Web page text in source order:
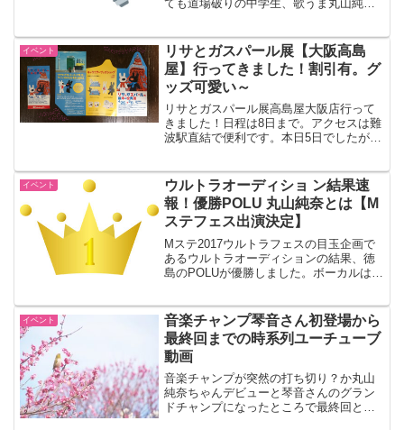
ても道場破りの中学生、歌うま丸山純奈
イベント
リサとガスパール展【大阪高島
屋】行ってきました！割引有。グ
ッズ可愛い～
リサとガスパール展高島屋大阪店行って
きました！日程は8日まで。アクセスは難
波駅直結で便利です。本日5日でしたが混
画を見るのに長いこと並ぶことはありま
せん。入場料金割引有。
イベント
ウルトラオーディショ ン結果速
報！優勝POLU 丸山純奈とは【M
ステフェス出演決定】
Mステ2017ウルトラフェスの目玉企画で
あるウルトラオーディションの結果、徳
島のPOLUが優勝しました。ボーカルは関
バンドなのでしょうか。
イベント
音楽チャンプ琴音さん初登場から
最終回までの時系列ユーチューブ
動画
音楽チャンプが突然の打ち切り？か丸山
純奈ちゃんデビューと琴音さんのグラン
ドチャンプになったところで最終回とな